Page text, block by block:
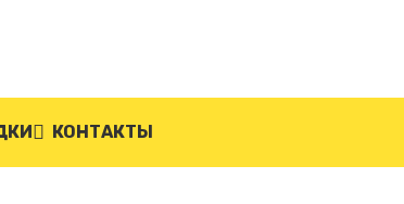
КОНТАКТЫ
дорожное ограждение «Солдатик» с